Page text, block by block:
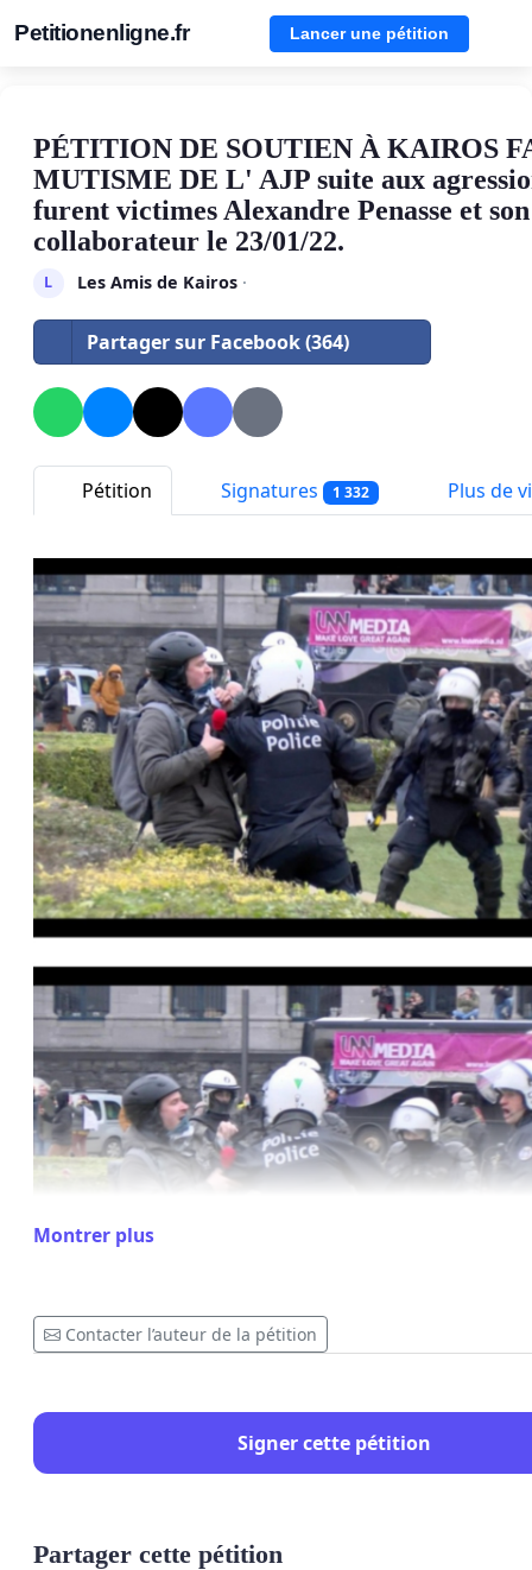
Petitionenligne.fr Lancer une pétition
PÉTITION DE SOUTIEN À KAIROS
MUTISME DE L' AJP suite aux
furent victimes Alexandre Penasse et son
collaborateur le 23/01/22.
L Les Amis de Kairos·
Partager sur Facebook (364)
Pétition Signatures 1 332 Plus de
Montrer plus
Contacter l’auteur de la pétition
Signer cette pétition
Partager cette pétition